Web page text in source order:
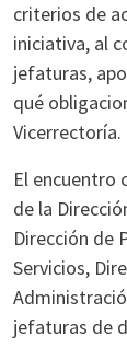
criterios de
iniciativa, al
jefaturas,
qué
Vicerrectoría.
El encuentro
de la
Dirección de
Servicios,
jefaturas de